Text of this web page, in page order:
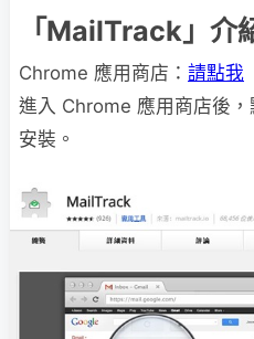
「MailTrack」介
Chrome 應用商店： 請點我
進入 Chrome 應用商店後
安裝。